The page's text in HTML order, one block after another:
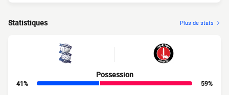
Statistiques Plus de stats
Possession
41%
59%